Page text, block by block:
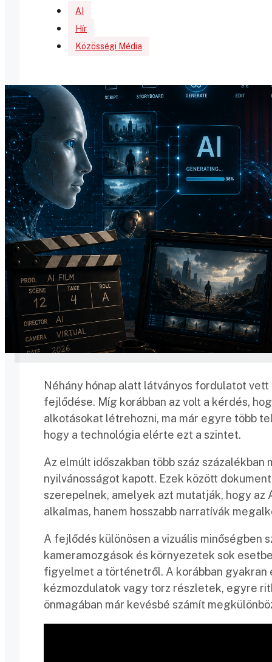
AI
Hír
Közösségi Média
Néhány hónap alatt látványos fordulatot
fejlődése. Míg korábban az volt a kérdés,
alkotásokat létrehozni, ma már egyre több
hogy a technológia elérte ezt a szintet.
Az elmúlt időszakban több száz
nyilvánosságot kapott. Ezek között
szerepelnek, amelyek azt mutatják, hogy az
alkalmas, hanem hosszabb narratívák
A fejlődés különösen a vizuális minőségben
kameramozgások és környezetek sok
figyelmet a történetről. A korábban
kézmozdulatok vagy torz részletek, egyre
önmagában már kevésbé számít